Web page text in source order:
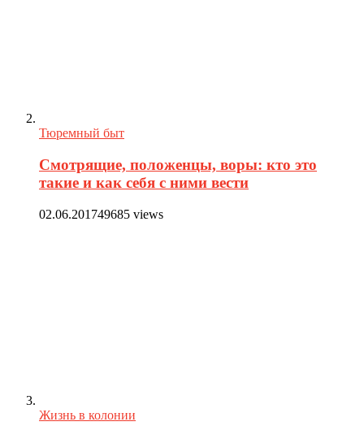
Тюремный быт
Смотрящие, положенцы, воры: кто это
такие и как себя с ними вести
02.06.201749685 views
Жизнь в колонии